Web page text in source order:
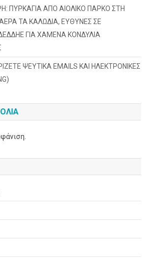
ΠΥΡΚΑΓΙΑ ΑΠΟ ΑΙΟΛΙΚΟ ΠΑΡΚΟ ΣΤΗ
ΤΑ ΚΑΛΩΔΙΑ, ΕΥΘΥΝΕΣ ΣΕ
ΓΙΑ ΧΑΜΕΝΑ ΚΟΝΔΥΛΙΑ
ΨΕΥΤΙΚΑ EMAILS ΚΑΙ ΗΛΕΚΤΡΟΝΙΚΕΣ